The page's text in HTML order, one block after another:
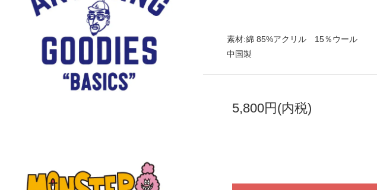
素材:綿 85%アクリル 15％ウール
中国製
5,800円(内税)